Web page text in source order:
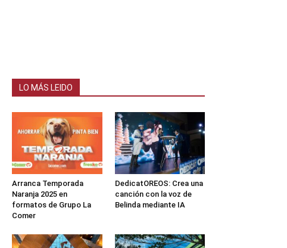
LO MÁS LEIDO
Arranca Temporada
Naranja 2025 en
formatos de Grupo La
Comer
DedicatOREOS: Crea una
canción con la voz de
Belinda mediante IA